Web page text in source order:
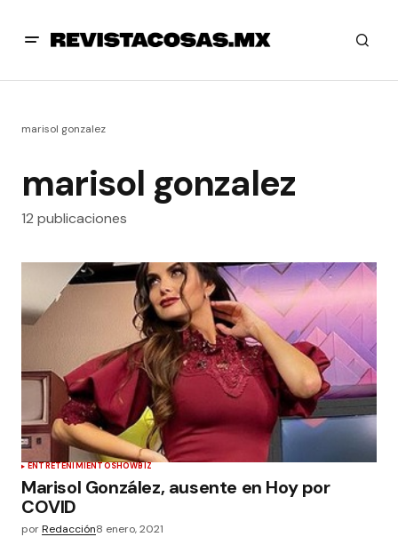
marisol gonzalez
marisol gonzalez
12 publicaciones
ENTRETENIMIENTOSHOWBIZ
Marisol González, ausente en Hoy por
COVID
porRedacción8 enero, 2021